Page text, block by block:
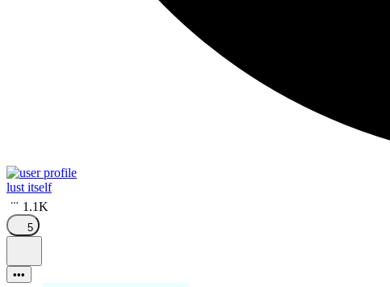
lust itself
1.1K
5
•••